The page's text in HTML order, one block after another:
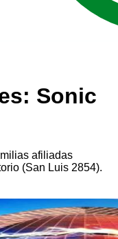
Sonic
afiliadas
(San Luis 2854).